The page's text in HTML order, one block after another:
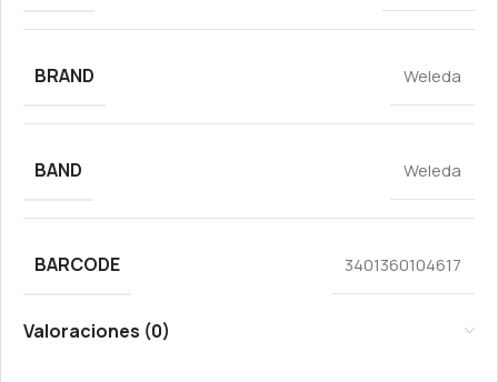
BRAND Weleda
BAND Weleda
BARCODE 3401360104617
Valoraciones (0)